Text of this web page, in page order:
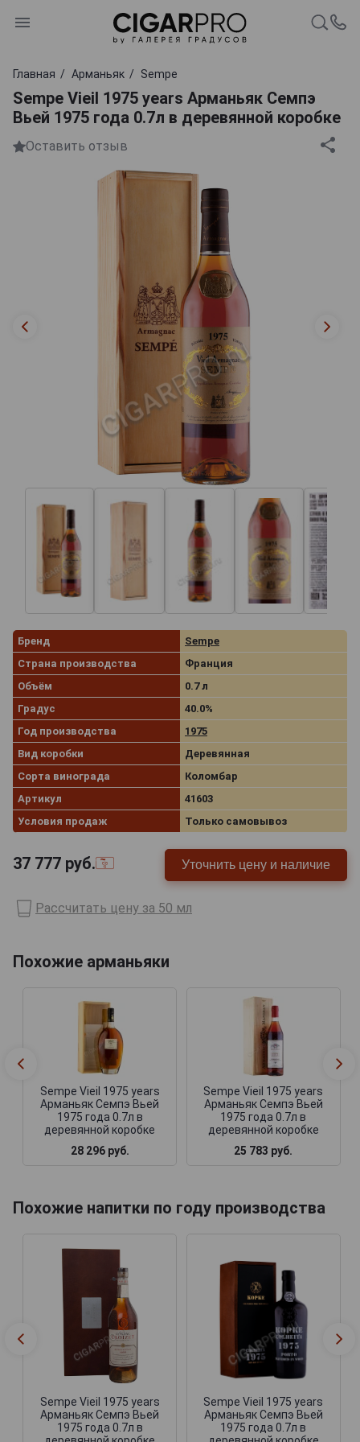
Главная Арманьяк Sempe
Sempe Vieil 1975 years Арманьяк Семпэ
Вьей 1975 года 0.7л в деревянной коробке
Оставить отзыв
Бренд
Sempe
Страна производства
Франция
Объём
0.7 л
Градус
40.0%
Год производства
1975
Вид коробки
Деревянная
Сорта винограда
Коломбар
Артикул
41603
Условия продаж
Только самовывоз
37 777 руб. Уточнить цену и наличие
Рассчитать цену за 50 мл
Похожие арманьяки
Sempe Vieil 1975 years
Арманьяк Семпэ Вьей
1975 года 0.7л в
деревянной коробке
28 296 руб.
Sempe Vieil 1975 years
Арманьяк Семпэ Вьей
1975 года 0.7л в
деревянной коробке
25 783 руб.
Похожие напитки по году производства
Sempe Vieil 1975 years
Арманьяк Семпэ Вьей
1975 года 0.7л в
Sempe Vieil 1975 years
Арманьяк Семпэ Вьей
1975 года 0.7л в